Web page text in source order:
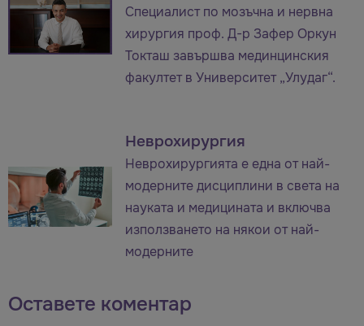
Специалист по мозъчна и нервна
хирургия проф. Д-р Зафер Оркун
Токташ завършва мединцинския
факултет в Университет „Улудаг“.
Неврохирургия
Неврохирургията е една от най-
модерните дисциплини в света на
науката и медицината и включва
използването на някои от най-
модерните
Оставете коментар